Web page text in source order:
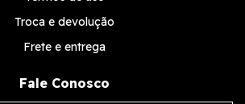
Troca e devolução
Frete e entrega
Fale Conosco